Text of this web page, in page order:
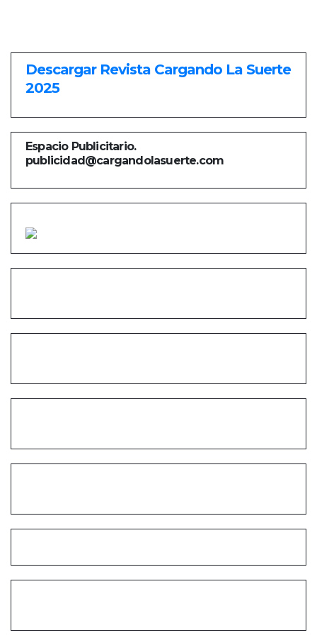
Descargar Revista Cargando La Suerte
2025
Espacio Publicitario.
publicidad@cargandolasuerte.com